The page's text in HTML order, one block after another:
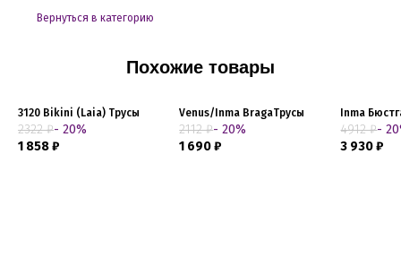
Вернуться в категорию
Похожие товары
3120 Bikini (Laia) Трусы
2322 ₽- 20%
1 858 ₽
Venus/Inma BragaТрусы
2112 ₽- 20%
1 690 ₽
Inma
4912 ₽-
3 930 ₽